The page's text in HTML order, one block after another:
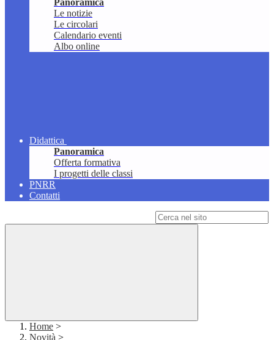
Panoramica
Le notizie
Le circolari
Calendario eventi
Albo online
Didattica
Panoramica
Offerta formativa
I progetti delle classi
PNRR
Contatti
Home >
Novità >